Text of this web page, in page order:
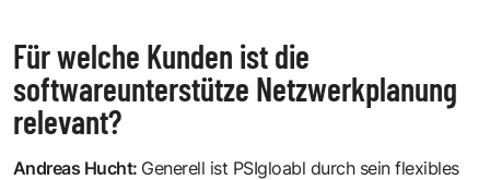
Für welche Kunden ist die
softwareunterstütze Netzwerkplanung
relevant?
Andreas Hucht: Generell ist PSIgloabl durch sein flexibles